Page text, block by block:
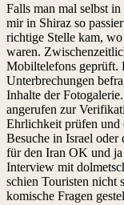
Falls man mal selbst
mir in Shiraz so
richtige Stelle kam,
waren.
Mobiltelefons geprüft.
Unterbrechungen
Inhalte der
angerufen zur
Ehrlichkeit prüfen und
Besuche in Israel oder
für den Iran OK und ja
Interview mit
schien Touristen nicht
komische Fragen